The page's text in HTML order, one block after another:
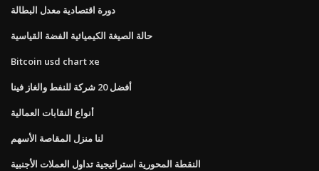
دورة اقتصادية معدل البطالة
حالة الصيغة الكيميائية الفضة القياسية
Bitcoin usd chart xe
أفضل 20 شركة للنفط والغاز فينا
أنواع النقابات العمالية
لنا منزل المقاصة الأسهم
النقطة المحورية استراتيجية تداول العملات الأجنبية